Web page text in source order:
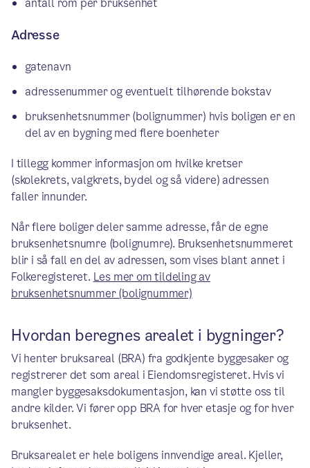
Adresse
gatenavn
adressenummer og eventuelt tilhørende bokstav
bruksenhetsnummer (bolignummer) hvis boligen er en
del av en bygning med flere boenheter
I tillegg kommer informasjon om hvilke kretser
(skolekrets, valgkrets, bydel og så videre) adressen
faller innunder.
Når flere boliger deler samme adresse, får de egne
bruksenhetsnumre (bolignumre). Bruksenhetsnummeret
blir i så fall en del av adressen, som vises blant annet i
Folkeregisteret. Les mer om tildeling av
bruksenhetsnummer (bolignummer)
Hvordan beregnes arealet i bygninger?
Vi henter bruksareal (BRA) fra godkjente byggesaker og
registrerer det som areal i Eiendomsregisteret. Hvis vi
mangler byggesaksdokumentasjon, kan vi støtte oss til
andre kilder. Vi fører opp BRA for hver etasje og for hver
bruksenhet.
Bruksarealet er hele boligens innvendige areal. Kjeller,